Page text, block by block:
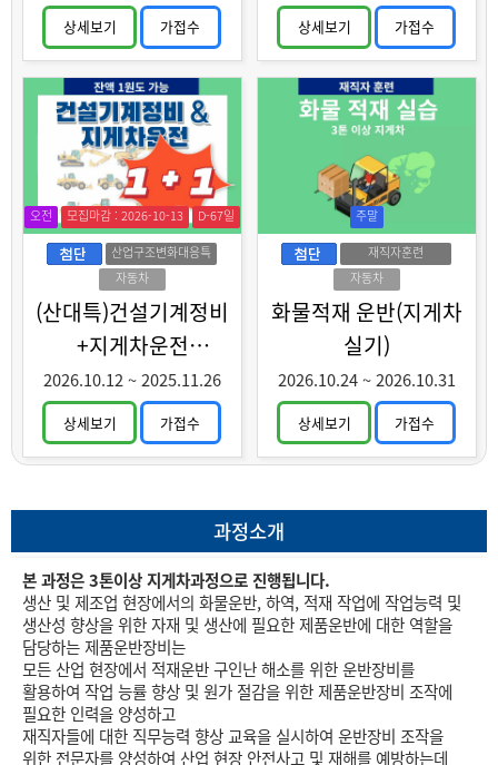
상세보기 가접수 상세보기 가접수
오전 모집마감 : 2026-10-13
D-67일
산업구조변화대응특
화훈련
자동차
(산대특)건설기계정비
+지게차운전
(중장년특화)
2026.10.12~2025.11.26
상세보기 가접수
주말
재직자훈련
자동차
화물적재 운반(지게차
실기)
2026.10.24~2026.10.31
상세보기 가접수
과정소개
본 과정은 3톤이상 지게차과정으로 진행됩니다.
생산 및 제조업 현장에서의 화물운반, 하역, 적재 작업에 작업능력 및
생산성 향상을 위한 자재 및 생산에 필요한 제품운반에 대한 역할을
담당하는 제품운반장비는
모든 산업 현장에서 적재운반 구인난 해소를 위한 운반장비를
활용하여 작업 능률 향상 및 원가 절감을 위한 제품운반장비 조작에
필요한 인력을 양성하고
재직자들에 대한 직무능력 향상 교육을 실시하여 운반장비 조작을
위한 전문자를 양성하여 산업 현장 안전사고 및 재해를 예방하는데